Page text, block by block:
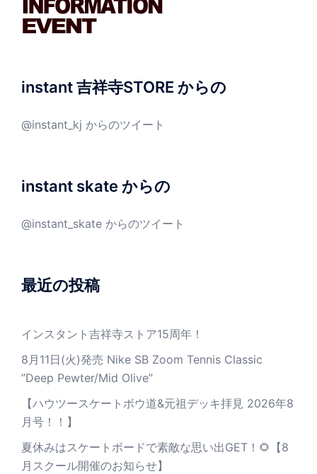
instant 吉祥寺STORE からの
@instant_kj からのツイート
instant skate からの
@instant_skate からのツイート
最近の投稿
インスタント吉祥寺ストア15周年！
8月11日(火)発売 Nike SB Zoom Tennis Classic
”Deep Pewter/Mid Olive”
【ハウツースケートボウ道&元祖デッキ拝見 2026年8
月号！！】
夏休みはスケートボードで素敵な思い出GET！🌻【8
月スクール開催のお知らせ】